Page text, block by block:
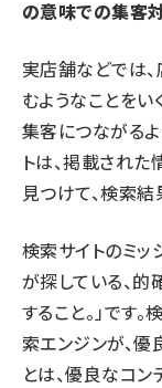
の意味での集客
実店舗などでは
むようなことをい
集客につながるよ
トは、掲載され
見つけて、検索結
検索サイトのミッ
が探している、
すること。」です
索エンジンが、優
とは、優良なコン